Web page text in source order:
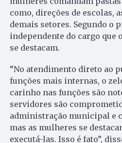
como, direções de escolas,
demais setores. Segundo o
independente do cargo que
se destacam.
“No atendimento direto ao
funções mais internas, o
carinho nas funções são
servidores são
administração municipal e
mas as mulheres se
executá-las. Isso é fato”,